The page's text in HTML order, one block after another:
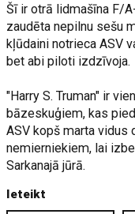
Šī ir otrā lidmašīna F/
zaudēta nepilnu sešu
kļūdaini notrieca ASV
bet abi piloti izdzīvoja.
"Harry S. Truman" ir
bāzeskuģiem, kas
ASV kopš marta vidus
nemierniekiem, lai
Sarkanajā jūrā.
Ieteikt